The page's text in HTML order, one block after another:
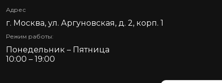
Адрес
г. Москва, ул. Аргуновская, д. 2, корп. 1
Режим работы:
Понедельник – Пятница
10:00 – 19:00